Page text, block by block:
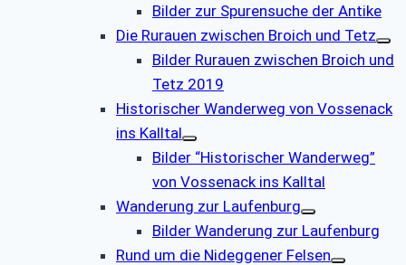
Bilder zur Spurensuche der Antike
Die Rurauen zwischen Broich und Tetz
Bilder Rurauen zwischen Broich und
Tetz 2019
Historischer Wanderweg von Vossenack
ins Kalltal
Bilder “Historischer Wanderweg”
von Vossenack ins Kalltal
Wanderung zur Laufenburg
Bilder Wanderung zur Laufenburg
Rund um die Nideggener Felsen